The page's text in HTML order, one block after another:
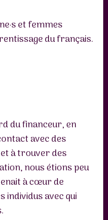
et femmes
du français.
du financeur, en
avec des
à trouver des
nous étions peu
à cœur de
avec qui